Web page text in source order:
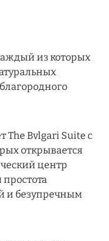
DUBAI:
НА
ABU DHABI:
ВСЁ
из которых
The Bvlgari Suite с
открывается
центр
и безупречным